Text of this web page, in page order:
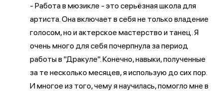
- Работа в мюзикле - это серьёзная школа для
артиста. Она включает в себя не только владение
голосом, но и актерское мастерство и танец. Я
очень много для себя почерпнула за период
работы в "Дракуле". Конечно, навыки, полученные
за те несколько месяцев, я использую до сих пор.
И многое из того, чему я научилась, помогло мне в